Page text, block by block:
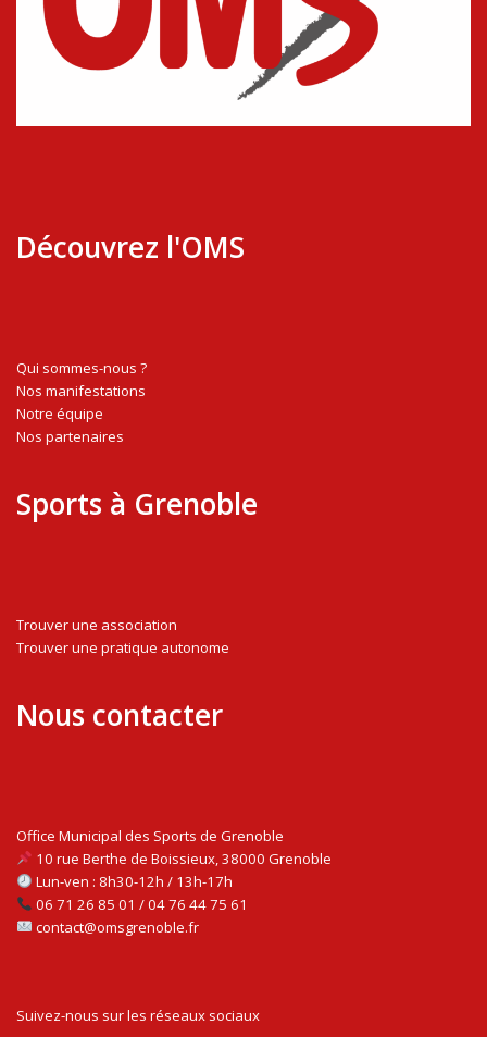
Découvrez l'OMS
Qui sommes-nous ?
Nos manifestations
Notre équipe
Nos partenaires
Sports à Grenoble
Trouver une association
Trouver une pratique autonome
Nous contacter
Office Municipal des Sports de Grenoble
10 rue Berthe de Boissieux, 38000 Grenoble
Lun-ven : 8h30-12h / 13h-17h
06 71 26 85 01 / 04 76 44 75 61
contact@omsgrenoble.fr
Suivez-nous sur les réseaux sociaux